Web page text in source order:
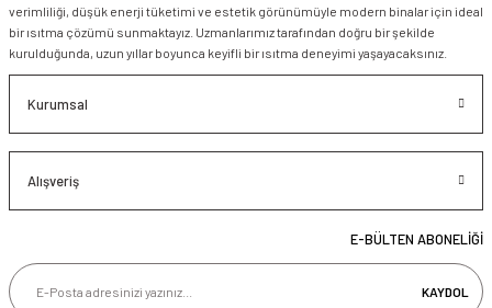
verimliliği, düşük enerji tüketimi ve estetik görünümüyle modern binalar için ideal
bir ısıtma çözümü sunmaktayız. Uzmanlarımız tarafından doğru bir şekilde
kurulduğunda, uzun yıllar boyunca keyifli bir ısıtma deneyimi yaşayacaksınız.
Kurumsal
Alışveriş
E-BÜLTEN ABONELİĞİ
KAYDOL